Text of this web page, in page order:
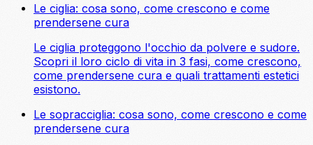
Le ciglia: cosa sono, come crescono e come
prendersene cura
Le ciglia proteggono l'occhio da polvere e sudore.
Scopri il loro ciclo di vita in 3 fasi, come crescono,
come prendersene cura e quali trattamenti estetici
esistono.
Le sopracciglia: cosa sono, come crescono e come
prendersene cura